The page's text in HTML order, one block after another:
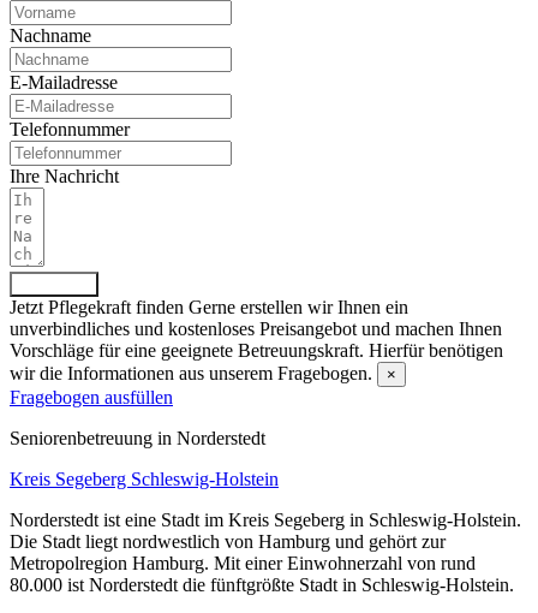
Nachname
E-Mailadresse
Telefonnummer
Ihre Nachricht
Jetzt Pflegekraft finden Gerne erstellen wir Ihnen ein
unverbindliches und kostenloses Preisangebot und machen Ihnen
Vorschläge für eine geeignete Betreuungskraft. Hierfür benötigen
wir die Informationen aus unserem Fragebogen.
×
Fragebogen ausfüllen
Senioren­betreuung in Norderstedt
Kreis Segeberg Schleswig-Holstein
Norderstedt ist eine Stadt im Kreis Segeberg in Schleswig-Holstein.
Die Stadt liegt nordwestlich von Hamburg und gehört zur
Metropolregion Hamburg. Mit einer Einwohnerzahl von rund
80.000 ist Norderstedt die fünftgrößte Stadt in Schleswig-Holstein.